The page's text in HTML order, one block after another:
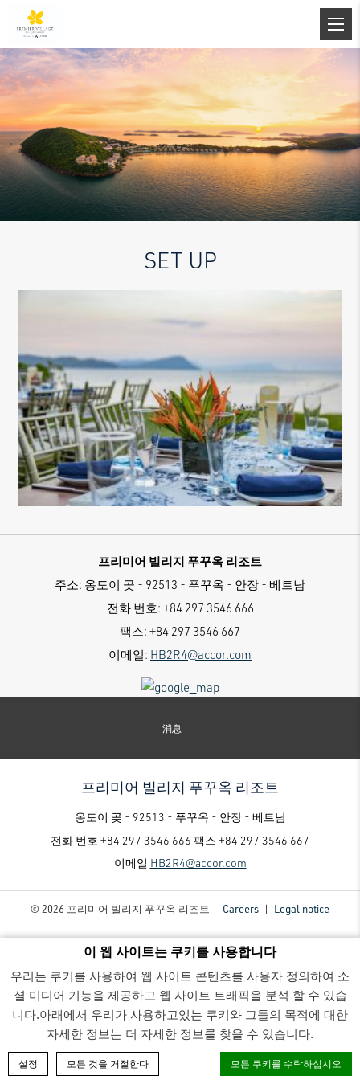
이 웹 사이트는 쿠키를 사용합니다
우리는 쿠키를 사용하여 웹 사이트 콘텐츠를 사용자 정의하여 소
셜 미디어 기능을 제공하고 웹 사이트 트래픽을 분석 할 수 있습
니다.아래에서 우리가 사용하고있는 쿠키와 그들의 목적에 대한
자세한 정보는 더 자세한 정보를 찾을 수 있습니다.
설정 모든 것을 거절한다 모든 쿠키를 수락하십시오
SET UP
프리미어 빌리지 푸꾸옥 리조트
주소: 옹도이 곶 - 92513 - 푸꾸옥 - 안장 - 베트남
전화 번호: +84 297 3546 666
팩스: +84 297 3546 667
이메일: HB2R4@accor.com
消息
프리미어 빌리지 푸꾸옥 리조트
옹도이 곶 - 92513 - 푸꾸옥 - 안장 - 베트남
전화 번호 +84 297 3546 666 팩스 +84 297 3546 667
이메일 HB2R4@accor.com
© 2026 프리미어 빌리지 푸꾸옥 리조트 | Careers | Legal notice
프리미어 빌리지 푸꾸옥 리조트 - Luxury family-friendly resort - Set up